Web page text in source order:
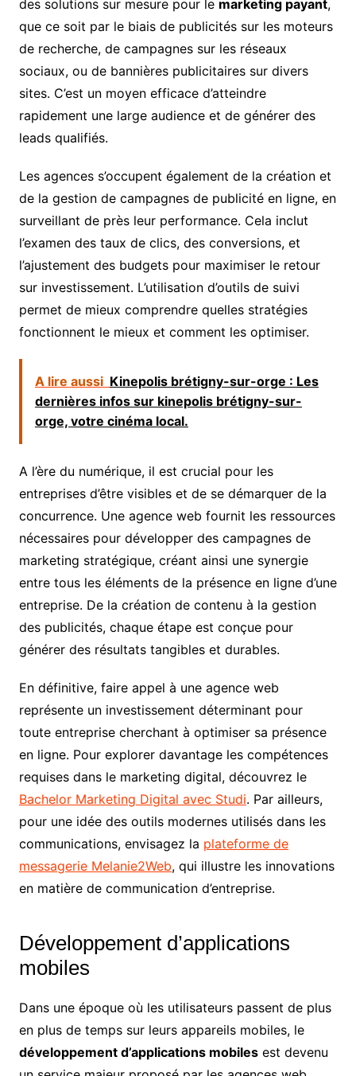
des solutions sur mesure pour le marketing payant,
que ce soit par le biais de publicités sur les moteurs
de recherche, de campagnes sur les réseaux
sociaux, ou de bannières publicitaires sur divers
sites. C’est un moyen efficace d’atteindre
rapidement une large audience et de générer des
leads qualifiés.
Les agences s’occupent également de la création et
de la gestion de campagnes de publicité en ligne, en
surveillant de près leur performance. Cela inclut
l’examen des taux de clics, des conversions, et
l’ajustement des budgets pour maximiser le retour
sur investissement. L’utilisation d’outils de suivi
permet de mieux comprendre quelles stratégies
fonctionnent le mieux et comment les optimiser.
A lire aussi Kinepolis brétigny-sur-orge : Les
dernières infos sur kinepolis brétigny-sur-
orge, votre cinéma local.
A l’ère du numérique, il est crucial pour les
entreprises d’être visibles et de se démarquer de la
concurrence. Une agence web fournit les ressources
nécessaires pour développer des campagnes de
marketing stratégique, créant ainsi une synergie
entre tous les éléments de la présence en ligne d’une
entreprise. De la création de contenu à la gestion
des publicités, chaque étape est conçue pour
générer des résultats tangibles et durables.
En définitive, faire appel à une agence web
représente un investissement déterminant pour
toute entreprise cherchant à optimiser sa présence
en ligne. Pour explorer davantage les compétences
requises dans le marketing digital, découvrez le
Bachelor Marketing Digital avec Studi. Par ailleurs,
pour une idée des outils modernes utilisés dans les
communications, envisagez la plateforme de
messagerie Melanie2Web, qui illustre les innovations
en matière de communication d’entreprise.
Développement d’applications
mobiles
Dans une époque où les utilisateurs passent de plus
en plus de temps sur leurs appareils mobiles, le
développement d’applications mobilesest devenu